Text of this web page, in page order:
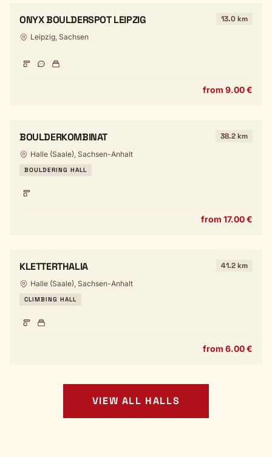
ONYX BOULDERSPOT LEIPZIG 13.0 km
Leipzig, Sachsen
from 9.00 €
BOULDERKOMBINAT 38.2 km
Halle (Saale), Sachsen-Anhalt
BOULDERING HALL
from 17.00 €
KLETTERTHALIA 41.2 km
Halle (Saale), Sachsen-Anhalt
CLIMBING HALL
from 6.00 €
VIEW ALL HALLS